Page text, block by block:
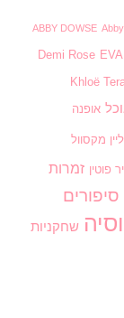
ABBY DOWSE
Demi Rose
Khloë
אופנה
מקסוול
פוטין זמרות
סיפורים
שחקניות